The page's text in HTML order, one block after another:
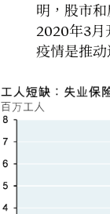
明，股市
2020年3月
疫情是推动